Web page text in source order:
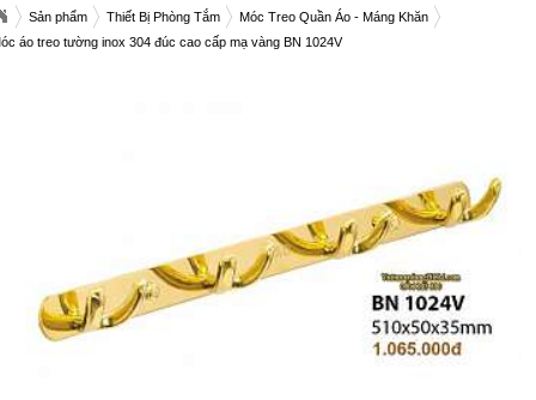
Sản phẩm Thiết Bị Phòng Tắm
Móc Treo Quần Áo - Máng Khăn
áo treo tường inox 304 đúc cao cấp mạ vàng BN 1024V